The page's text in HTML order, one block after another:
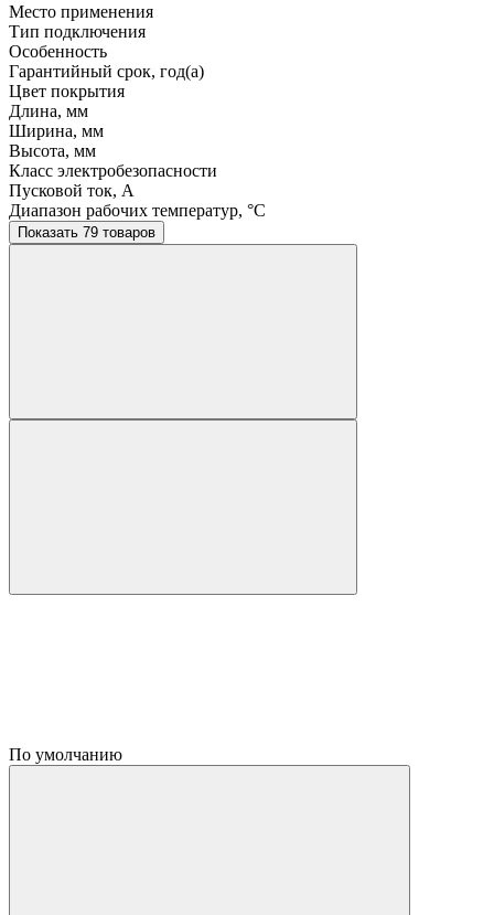
Место применения
Тип подключения
Особенность
Гарантийный срок, год(а)
Цвет покрытия
Длина, мм
Ширина, мм
Высота, мм
Класс электробезопасности
Пусковой ток, A
Диапазон рабочих температур, °C
Показать 79 товаров
По умолчанию